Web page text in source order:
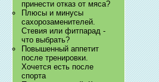
принести отказ от мяса?
Плюсы и минусы
сахорозаменителей.
Стевия или фитпарад -
что выбрать?
Повышенный аппетит
после тренировки.
Хочется есть после
спорта